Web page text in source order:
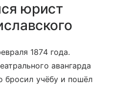
юрист
1874 года.
авангарда
бросил учёбу и пошёл